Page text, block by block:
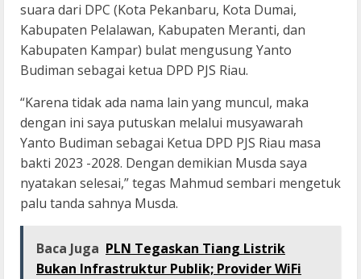
suara dari DPC (Kota Pekanbaru, Kota Dumai,
Kabupaten Pelalawan, Kabupaten Meranti, dan
Kabupaten Kampar) bulat mengusung Yanto
Budiman sebagai ketua DPD PJS Riau.
“Karena tidak ada nama lain yang muncul, maka
dengan ini saya putuskan melalui musyawarah
Yanto Budiman sebagai Ketua DPD PJS Riau masa
bakti 2023 -2028. Dengan demikian Musda saya
nyatakan selesai,” tegas Mahmud sembari mengetuk
palu tanda sahnya Musda.
Baca Juga PLN Tegaskan Tiang Listrik
Bukan Infrastruktur Publik; Provider WiFi